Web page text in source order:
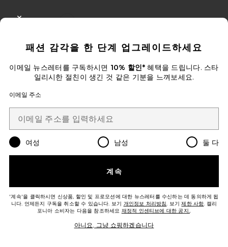
FACE TOWELS 페이스 타월
The Skinny Confidential
$24
패션 감각을 한 단계 업그레이드하세요
이메일 뉴스레터를 구독하시면 10% 할인*혜택을 드립니다. 스타
일리시한 절친이 생긴 것 같은 기분을 느껴보세요.
이메일 주소
여성 남성 둘 다
계속
'계속'을 클릭하시면 신상품, 할인 및 프로모션에 대한 뉴스레터를 수신하는 데 동의하게 됩
니다. 언제든지 구독을 취소할 수 있습니다. 보기 개인정보 처리방침. 보기제한 사항. 캘리
포니아 소비자는 다음을 참조하세요 재정적 인센티브에 대한 공지..
아니요, 그냥 쇼핑하겠습니다